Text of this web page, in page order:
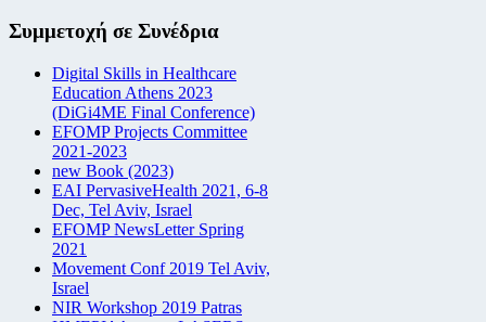
Συμμετοχή σε Συνέδρια
Digital Skills in Healthcare
Education Athens 2023
(DiGi4ME Final Conference)
EFOMP Projects Committee
2021-2023
new Book (2023)
EAI PervasiveHealth 2021, 6-8
Dec, Tel Aviv, Israel
EFOMP NewsLetter Spring
2021
Movement Conf 2019 Tel Aviv,
Israel
NIR Workshop 2019 Patras